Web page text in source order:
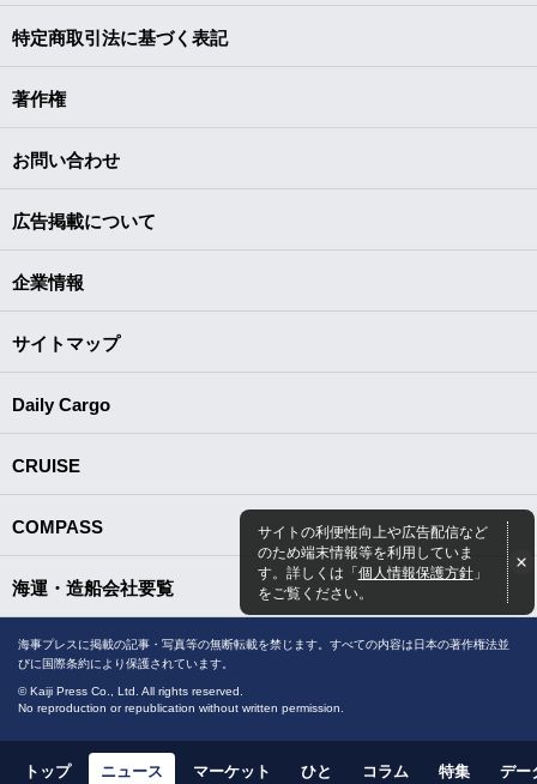
サイトの利便性向上や広告配信など
のため端末情報等を利用していま
す。詳しくは「個人情報保護方針」
をご覧ください。
特定商取引法に基づく表記
著作権
お問い合わせ
広告掲載について
企業情報
サイトマップ
Daily Cargo
CRUISE
COMPASS
海運・造船会社要覧
海事プレスに掲載の記事・写真等の無断転載を禁じます。すべての内容は日本の著作権法並
びに国際条約により保護されています。
© Kaiji Press Co., Ltd. All rights reserved.
No reproduction or republication without written permission.
トップ ニュース マーケット ひと コラム 特集 デー